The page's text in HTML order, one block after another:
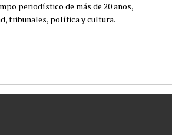
periodístico de más de 20 años,
tribunales, política y cultura.